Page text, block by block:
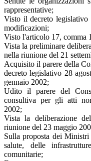
rappresentative;
Visto il decreto legislativo
modificazioni;
Visto l'articolo 17, comma
Vista la preliminare
nella riunione del 21
Acquisito il parere della
decreto legislativo 28
gennaio 2002;
Udito il parere del
consultiva per gli atti
2002;
Vista la deliberazione
riunione del 23 maggio
Sulla proposta dei
salute, delle
comunitarie;